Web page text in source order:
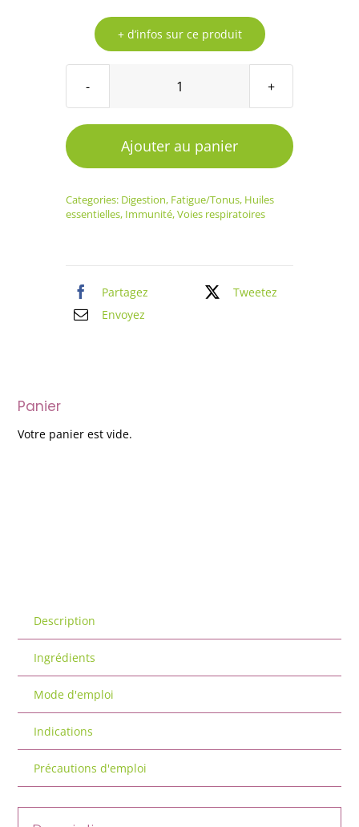
+ d’infos sur ce produit
quantité
Huile
essentielle
(Carvacrol/Thymol)
Ajouter au panier
Categories: Digestion, Fatigue/Tonus, Huiles
essentielles, Immunité,Voies respiratoires
Partagez
Tweetez
Envoyez
Panier
Votre panier est vide.
Description
Ingrédients
Mode d'emploi
Indications
Précautions d'emploi